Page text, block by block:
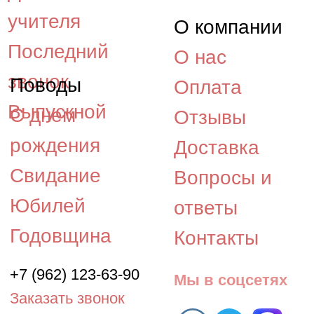
интернет-магазин
доставки цветов в Южно-
Сахалинске.